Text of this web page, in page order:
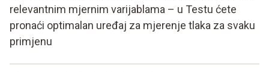
relevantnim mjernim varijablama – u Testu ćete
pronaći optimalan uređaj za mjerenje tlaka za svaku
primjenu